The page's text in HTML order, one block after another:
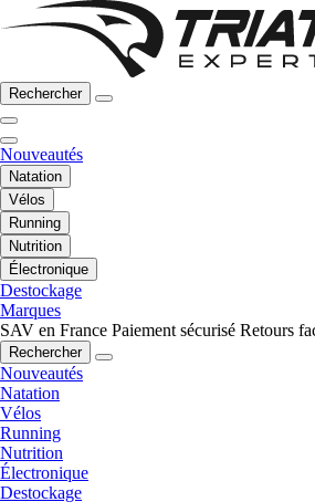
Rechercher
Nouveautés
Natation
Vélos
Running
Nutrition
Électronique
Destockage
Marques
SAV en France Paiement sécurisé Retours
Rechercher
Nouveautés
Natation
Vélos
Running
Nutrition
Électronique
Destockage